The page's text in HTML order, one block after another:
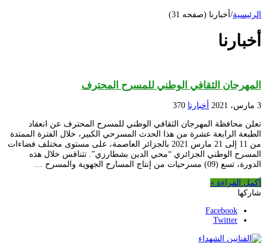
الرئيسية/ أخبارنا (صفحه 31)
أخبارنا
المهرجان الثقافي الوطني للمسرح المحترف
3 مارس، 2021 أخبارنا 370
تعلن محافظة المهرجان الثقافي الوطني للمسرح المحترف عن انعقاد
الطبعة الرابعة عشرة من هذا الحدث المسرحي الكبير، خلال الفترة الممتدة
من 11 إلى 21 مارس 2021 بالجزائر العاصمة، على مستوى مختلف فضاءات
المسرح الوطني الجزائري “محي الدين بشطارزي”. تتنافس خلال هذه
الدورة، تسع (09) مسرحيات من إنتاج المسارح الجهوية والمسرح …
أكمل القراءة »
شاركها
Facebook
Twitter